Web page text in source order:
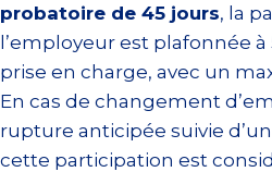
probatoire de 45 jours, la
l’employeur est plafonnée à
prise en charge, avec un
En cas de changement
rupture anticipée suivie
cette participation est